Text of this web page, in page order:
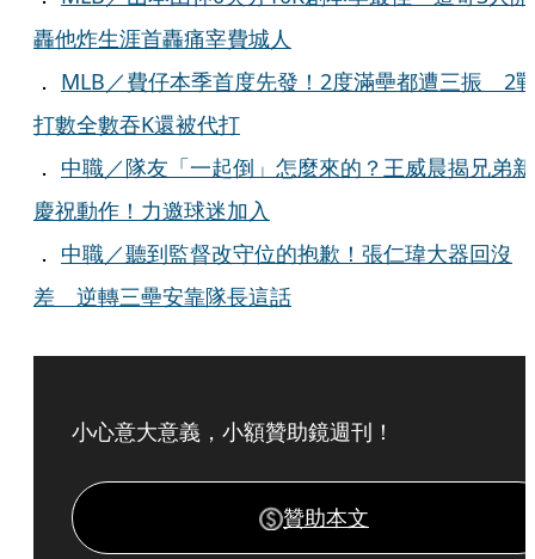
轟他炸生涯首轟痛宰費城人
． MLB／費仔本季首度先發！2度滿壘都遭三振 2
打數全數吞K還被代打
． 中職／隊友「一起倒」怎麼來的？王威晨揭兄弟新
慶祝動作！力邀球迷加入
． 中職／聽到監督改守位的抱歉！張仁瑋大器回沒
差 逆轉三壘安靠隊長這話
小心意大意義，小額贊助鏡週刊！
贊助本文